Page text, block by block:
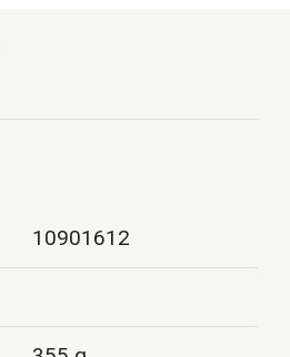
10901612